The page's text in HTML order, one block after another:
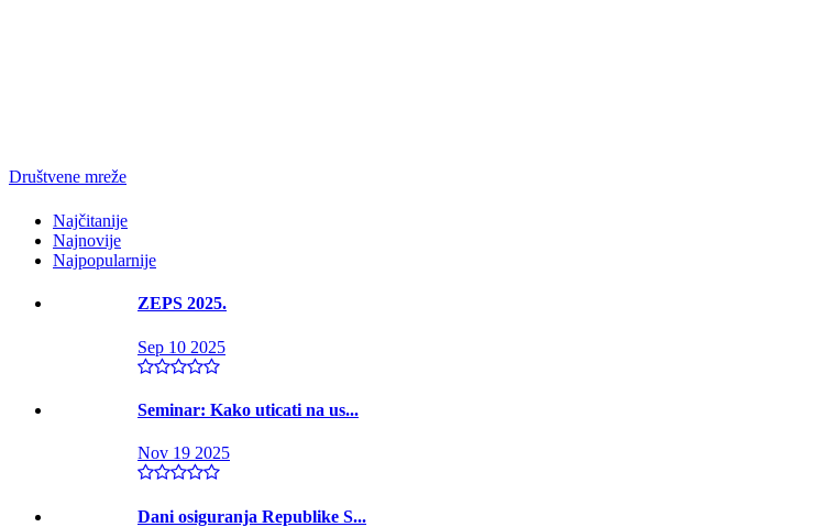
Društvene mreže
Najčitanije
Najnovije
Najpopularnije
ZEPS 2025.
Sep 10 2025
Seminar: Kako uticati na us...
Nov 19 2025
Dani osiguranja Republike S...